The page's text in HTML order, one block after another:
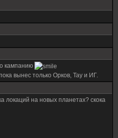
кампанию
вынес только Орков, Тау и ИГ.
локаций на новых планетах? скока